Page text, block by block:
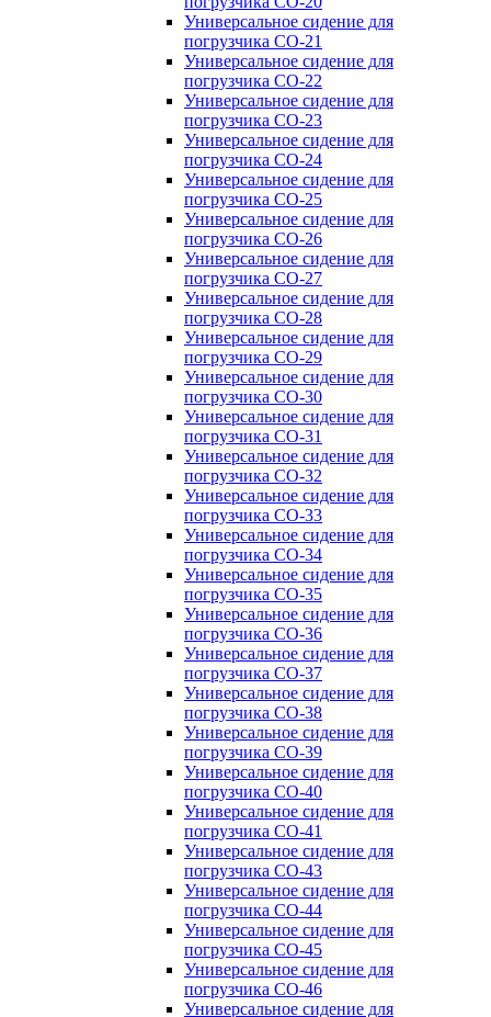
Универсальное сидение для
погрузчика CO-21
Универсальное сидение для
погрузчика CO-22
Универсальное сидение для
погрузчика CO-23
Универсальное сидение для
погрузчика CO-24
Универсальное сидение для
погрузчика CO-25
Универсальное сидение для
погрузчика CO-26
Универсальное сидение для
погрузчика CO-27
Универсальное сидение для
погрузчика CO-28
Универсальное сидение для
погрузчика CO-29
Универсальное сидение для
погрузчика CO-30
Универсальное сидение для
погрузчика CO-31
Универсальное сидение для
погрузчика CO-32
Универсальное сидение для
погрузчика CO-33
Универсальное сидение для
погрузчика CO-34
Универсальное сидение для
погрузчика CO-35
Универсальное сидение для
погрузчика CO-36
Универсальное сидение для
погрузчика CO-37
Универсальное сидение для
погрузчика CO-38
Универсальное сидение для
погрузчика CO-39
Универсальное сидение для
погрузчика CO-40
Универсальное сидение для
погрузчика CO-41
Универсальное сидение для
погрузчика CO-43
Универсальное сидение для
погрузчика CO-44
Универсальное сидение для
погрузчика CO-45
Универсальное сидение для
погрузчика CO-46
Универсальное сидение для